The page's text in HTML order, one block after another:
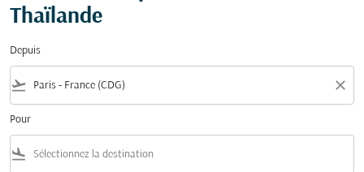
Thaïlande
Depuis
flight_takeoff close
Pour
flight_land